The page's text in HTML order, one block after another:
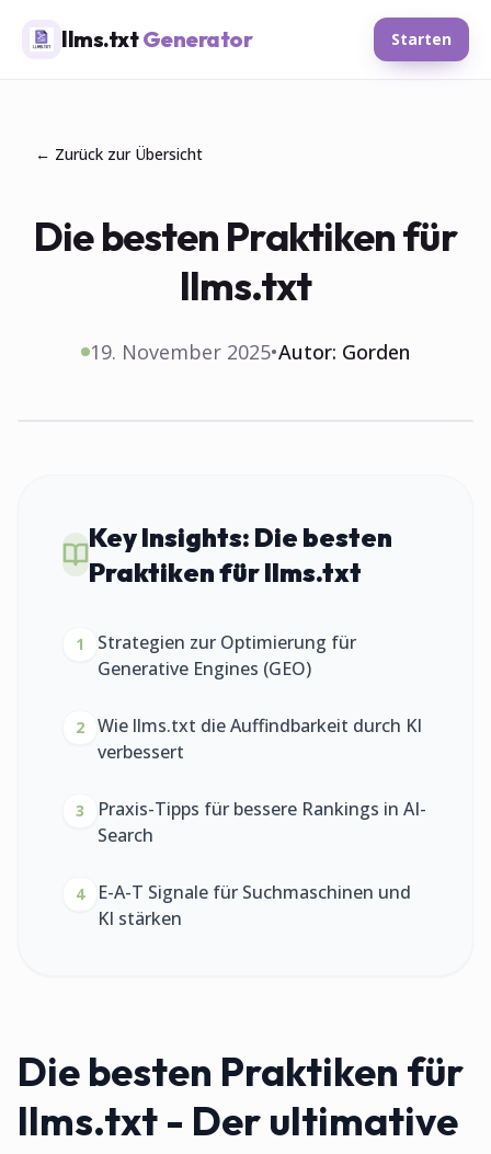
llms.txtGenerator Starten
← Zurück zur Übersicht
Die besten Praktiken für
llms.txt
19. November 2025•Autor: Gorden
Key Insights: Die besten
Praktiken für llms.txt
1
Strategien zur Optimierung für
Generative Engines (GEO)
2
Wie llms.txt die Auffindbarkeit durch KI
verbessert
3
Praxis-Tipps für bessere Rankings in AI-
Search
4
E-A-T Signale für Suchmaschinen und
KI stärken
Die besten Praktiken für
llms.txt - Der ultimative